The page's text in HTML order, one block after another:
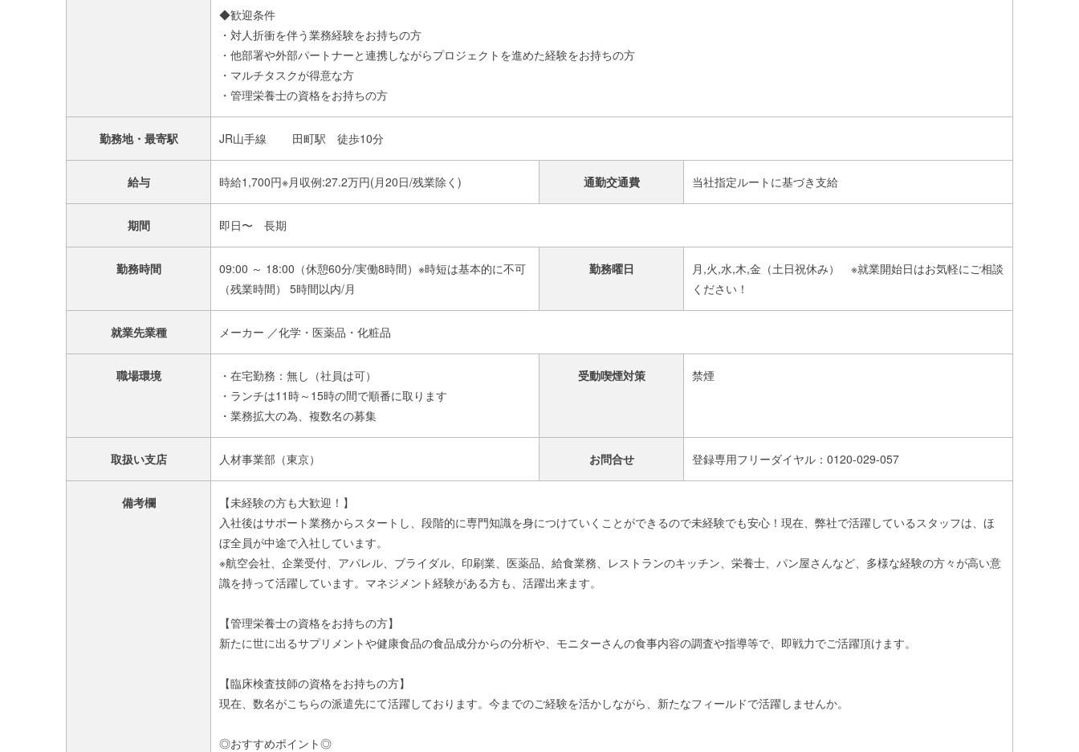
◆歓迎条件
・対人折衝を伴う業務経験をお持ちの方
・他部署や外部パートナーと連携しながらプロジェクトを進めた経験をお持ちの方
・マルチタスクが得意な方
・管理栄養士の資格をお持ちの方
勤務地・最寄駅 JR山手線 田町駅 徒歩10分
給与 時給1,700円※月収例:27.2万円(月20日/残業除く) 通勤交通費 当社指定ルートに基づき支給
期間 即日〜 長期
勤務時間
09:00 ～ 18:00（休憩60分/実働8時間）※時短は基本的に不可
（残業時間） 5時間以内/月
勤務曜日
月,火,水,木,金（土日祝休み） ※就業開始日はお気軽にご相談
ください！
就業先業種 メーカー ／化学・医薬品・化粧品
職場環境
・在宅勤務：無し（社員は可）
・ランチは11時～15時の間で順番に取ります
・業務拡大の為、複数名の募集
受動喫煙対策 禁煙
取扱い支店 人材事業部（東京） お問合せ 登録専用フリーダイヤル：0120-029-057
備考欄
【未経験の方も大歓迎！】
入社後はサポート業務からスタートし、段階的に専門知識を身につけていくことができるので未経験でも安心！現在、弊社で活躍しているスタッフは、ほ
ぼ全員が中途で入社しています。
※航空会社、企業受付、アパレル、ブライダル、印刷業、医薬品、給食業務、レストランのキッチン、栄養士、パン屋さんなど、多様な経験の方々が高い意
識を持って活躍しています。マネジメント経験がある方も、活躍出来ます。
【管理栄養士の資格をお持ちの方】
新たに世に出るサプリメントや健康食品の食品成分からの分析や、モニターさんの食事内容の調査や指導等で、即戦力でご活躍頂けます。
【臨床検査技師の資格をお持ちの方】
現在、数名がこちらの派遣先にて活躍しております。今までのご経験を活かしながら、新たなフィールドで活躍しませんか。
◎おすすめポイント◎